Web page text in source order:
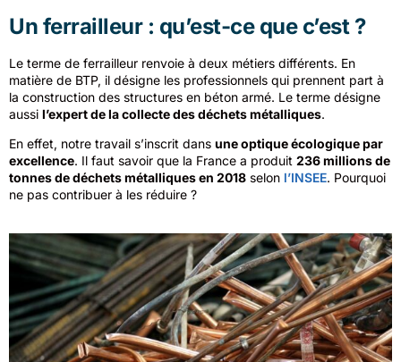
Un ferrailleur : qu’est-ce que c’est ?
Le terme de ferrailleur renvoie à deux métiers différents. En
matière de BTP, il désigne les professionnels qui prennent part à
la construction des structures en béton armé. Le terme désigne
aussi l’expert de la collecte des déchets métalliques.
En effet, notre travail s’inscrit dans une optique écologique par
excellence. Il faut savoir que la France a produit 236 millions de
tonnes de déchets métalliques en 2018 selon l’INSEE. Pourquoi
ne pas contribuer à les réduire ?